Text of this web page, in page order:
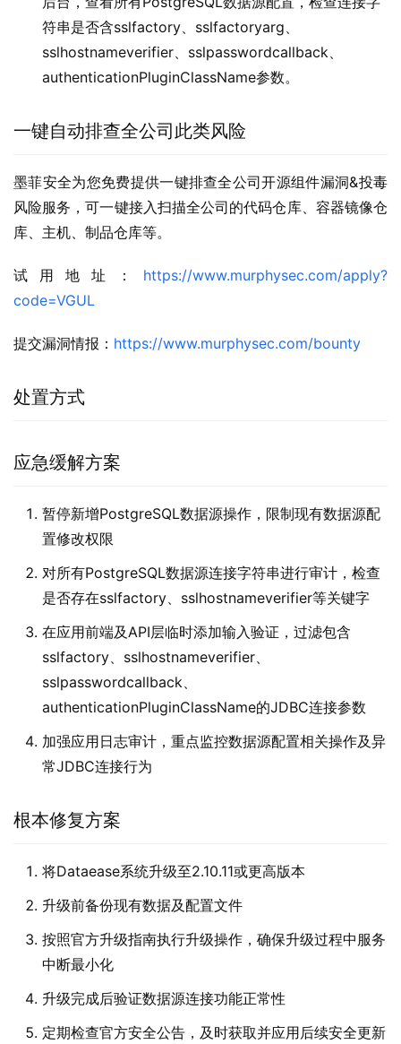
符串是否含sslfactory、sslfactoryarg、
sslhostnameverifier、sslpasswordcallback、
authenticationPluginClassName参数。
一键自动排查全公司此类风险
墨菲安全为您免费提供一键排查全公司开源组件漏洞&投毒
风险服务，可一键接入扫描全公司的代码仓库、容器镜像仓
库、主机、制品仓库等。
试用地址： https://www.murphysec.com/apply?
code=VGUL
提交漏洞情报： https://www.murphysec.com/bounty
处置方式
应急缓解方案
暂停新增PostgreSQL数据源操作，限制现有数据源配
置修改权限
对所有PostgreSQL数据源连接字符串进行审计，检查
是否存在sslfactory、sslhostnameverifier等关键字
在应用前端及API层临时添加输入验证，过滤包含
sslfactory、sslhostnameverifier、
sslpasswordcallback、
authenticationPluginClassName的JDBC连接参数
加强应用日志审计，重点监控数据源配置相关操作及异
常JDBC连接行为
根本修复方案
将Dataease系统升级至2.10.11或更高版本
升级前备份现有数据及配置文件
按照官方升级指南执行升级操作，确保升级过程中服务
中断最小化
升级完成后验证数据源连接功能正常性
定期检查官方安全公告，及时获取并应用后续安全更新